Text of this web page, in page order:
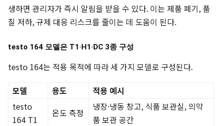
생하면 관리자가 즉시 알림을 받을 수 있다. 이는 제품 폐기, 품
질 저하, 규제 대응 리스크를 줄이는 데 도움이 된다.
testo 164 모델은 T1·H1·DC 3종 구성
testo 164는 적용 목적에 따라 세 가지 모델로 구성된다.
모델
용도
적용 예시
testo
164 T1
온도 측정
냉장·냉동 창고, 식품 보관실, 의약
품 보관 공간